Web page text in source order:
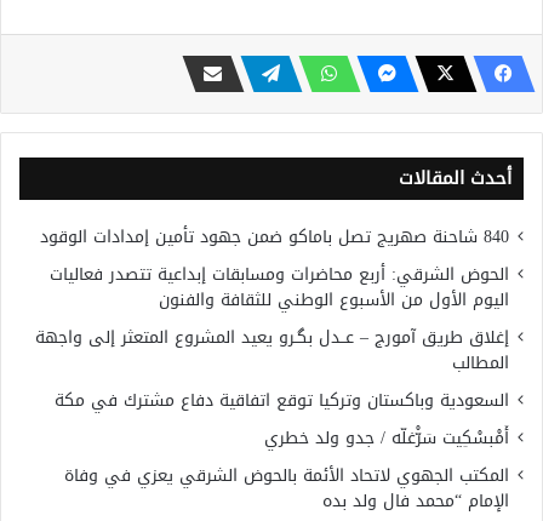
أحدث المقالات
840 شاحنة صهريج تصل باماكو ضمن جهود تأمين إمدادات الوقود
الحوض الشرقي: أربع محاضرات ومسابقات إبداعية تتصدر فعاليات
اليوم الأول من الأسبوع الوطني للثقافة والفنون
إغلاق طريق آمورج – عــدل بگـرو يعيد المشروع المتعثر إلى واجهة
المطالب
السعودية وباكستان وتركيا توقع اتفاقية دفاع مشترك في مكة
أَمْبسْكِيت سَرّْغلّه / جدو ولد خطري
المكتب الجهوي لاتحاد الأئمة بالحوض الشرقي يعزي في وفاة
الإمام “محمد فال ولد بده